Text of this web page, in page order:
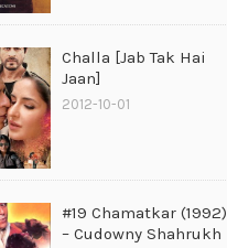
Challa [Jab Tak Hai
Jaan]
2012-10-01
#19 Chamatkar (1992)
– Cudowny Shahrukh